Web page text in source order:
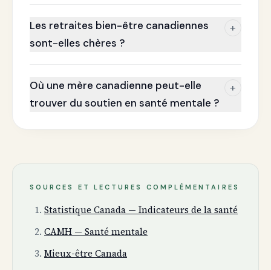
Les retraites bien-être canadiennes
sont-elles chères ?
+
Où une mère canadienne peut-elle
trouver du soutien en santé mentale ?
+
SOURCES ET LECTURES COMPLÉMENTAIRES
Statistique Canada — Indicateurs de la santé
CAMH — Santé mentale
Mieux-être Canada